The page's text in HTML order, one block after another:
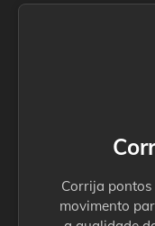
Corrija pontos
movimento